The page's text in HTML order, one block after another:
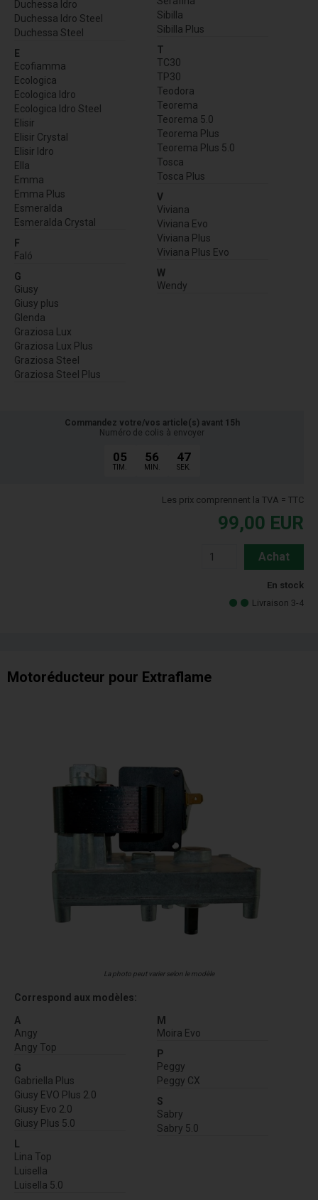
Duchessa Idro
Duchessa Idro Steel
Duchessa Steel
E
Ecofiamma
Ecologica
Ecologica Idro
Ecologica Idro Steel
Elisir
Elisir Crystal
Elisir Idro
Ella
Emma
Emma Plus
Esmeralda
Esmeralda Crystal
F
Faló
G
Giusy
Giusy plus
Glenda
Graziosa Lux
Graziosa Lux Plus
Graziosa Steel
Graziosa Steel Plus
Sibilla
Sibilla Plus
T
TC30
TP30
Teodora
Teorema
Teorema 5.0
Teorema Plus
Teorema Plus 5.0
Tosca
Tosca Plus
V
Viviana
Viviana Evo
Viviana Plus
Viviana Plus Evo
W
Wendy
Commandez votre/vos article(s) avant 15h
Numéro de colis à envoyer
05
TIM.
56
MIN.
46
SEK.
Les prix comprennent la TVA = TTC
99,00 EUR
Achat
En stock
Livraison 3-4
Motoréducteur pour Extraflame
La photo peut varier selon le modèle
Correspond aux modèles:
A
Angy
Angy Top
G
Gabriella Plus
Giusy EVO Plus 2.0
Giusy Evo 2.0
Giusy Plus 5.0
L
Lina Top
Luisella
Luisella 5.0
M
Moira Evo
P
Peggy
Peggy CX
S
Sabry
Sabry 5.0